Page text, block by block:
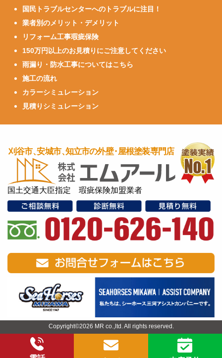
国民トラブルセンターへのトラブルに注目！
業者別のメリット・デメリット
リフォーム工事瑕疵保険
150万円以上のお見積りにご注意してください
雨漏り・防水工事についてはこちら
施工の流れ
カラーシミュレーション
見積りシミュレーション
国土交通大臣指定 瑕疵保険加盟業者
Copyright©2026 MR co.,ltd. All rights reserved.